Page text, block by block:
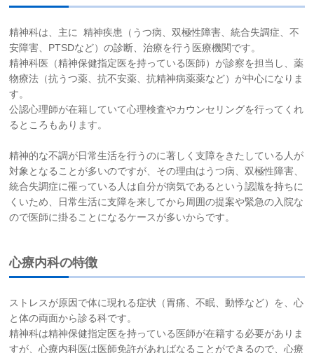
お知らせ
精神科は、主に 精神疾患（うつ病、双極性障害、統合失調症、不
安障害、PTSDなど）の診断、治療を行う医療機関です。
精神科医（精神保健指定医を持っている医師）が診察を担当し、薬
物療法（抗うつ薬、抗不安薬、抗精神病薬薬など）が中心になりま
す。
公認心理師が在籍していて心理検査やカウンセリングを行ってくれ
るところもあります。
精神的な不調が日常生活を行うのに著しく支障をきたしている人が
対象となることが多いのですが、その理由はうつ病、双極性障害、
統合失調症に罹っている人は自分が病気であるという認識を持ちに
くいため、日常生活に支障を来してから周囲の提案や緊急の入院な
ので医師に掛ることになるケースが多いからです。
心療内科の特徴
ストレスが原因で体に現れる症状（胃痛、不眠、動悸など）を、心
と体の両面から診る科です。
精神科は精神保健指定医を持っている医師が在籍する必要がありま
すが、心療内科医は医師免許があればなることができるので、心療